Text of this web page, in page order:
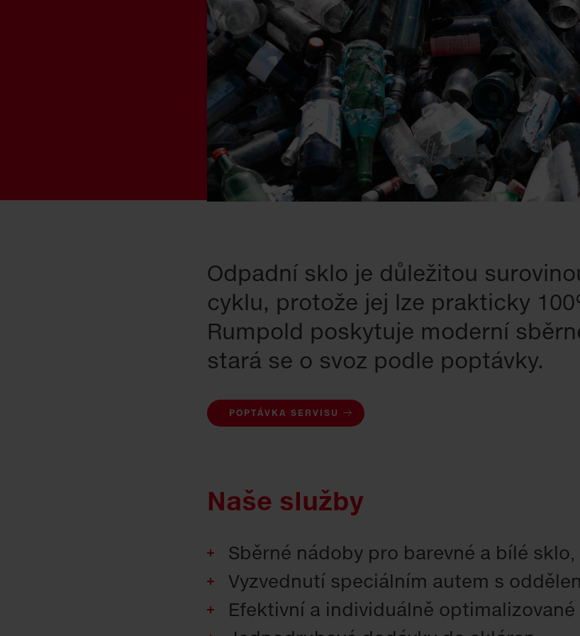
Odpadní sklo je důležitou
cyklu, protože jej lze prakticky
Rumpold poskytuje moderní
stará se o svoz podle poptávky.
POPTÁVKA SERVISU
Naše služby
Sběrné nádoby pro barevné a bílé sklo,
Vyzvednutí speciálním autem s
Efektivní a individuálně optimalizované